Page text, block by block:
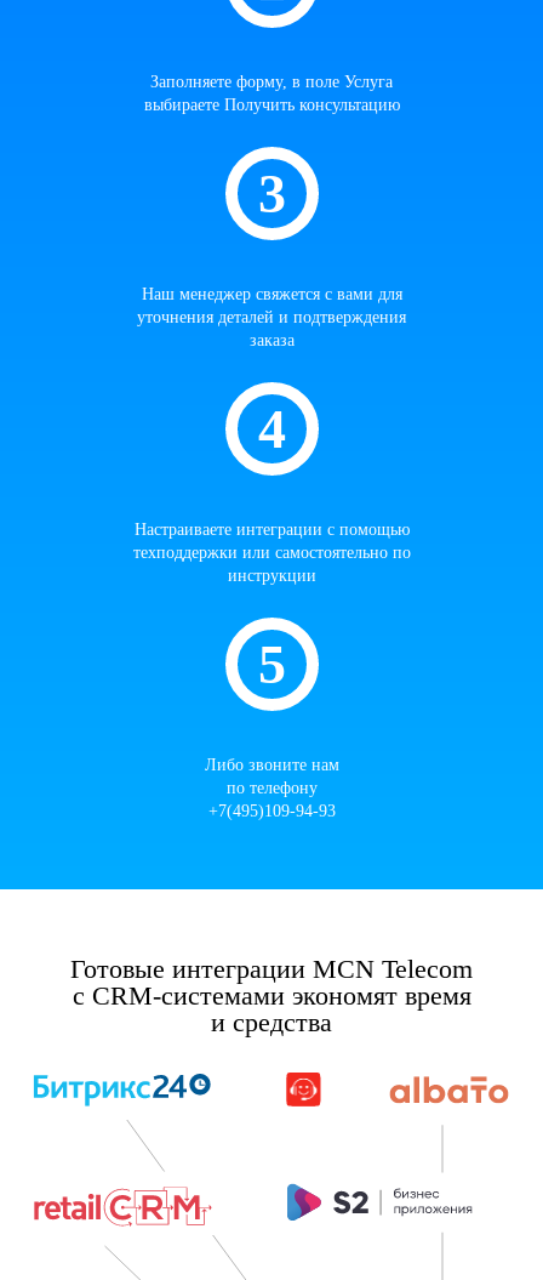
Заполняете форму, в поле Услуга
выбираете Получить консультацию
Наш менеджер свяжется с вами для
уточнения деталей и подтверждения
заказа
Настраиваете интеграции с помощью
техподдержки или самостоятельно по
инструкции
Либо звоните нам
по телефону
+7(495)109-94-93
Готовые интеграции MCN Telecom
с CRM-системами экономят время
и средства